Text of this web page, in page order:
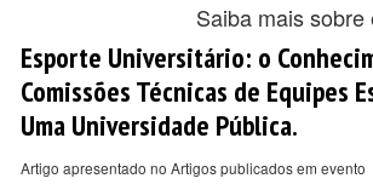
Saiba mais sobre
Esporte Universitário: o
Comissões Técnicas de Equipes
Uma Universidade Pública.
Artigo apresentado no Artigos publicados em evento